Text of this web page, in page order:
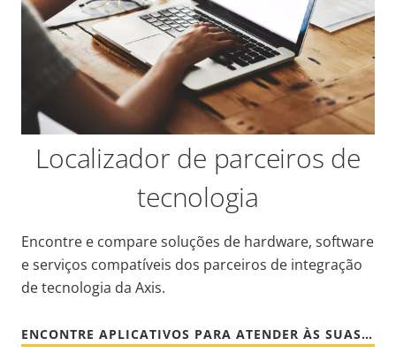
Localizador de parceiros de
tecnologia
Encontre e compare soluções de hardware, software
e serviços compatíveis dos parceiros de integração
de tecnologia da Axis.
ENCONTRE APLICATIVOS PARA ATENDER ÀS SUAS NECESSIDADES